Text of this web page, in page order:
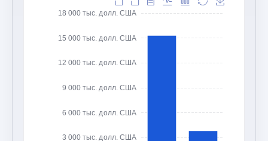
3 000 тыс. долл. США
6 000 тыс. долл. США
9 000 тыс. долл. США
12 000 тыс. долл. США
15 000 тыс. долл. США
18 000 тыс. долл. США